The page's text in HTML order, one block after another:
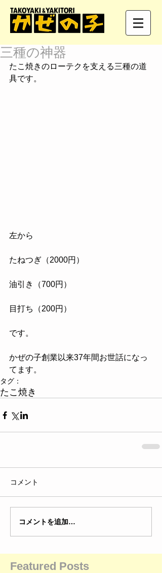
三種の神器
たこ焼きのローテクを支える三種の道
具です。
左から
たねつぎ（2000円）
油引き（700円）
目打ち（200円）
です。
かぜの子創業以来37年間お世話になっ
てます。
タグ：
たこ焼き
コメント
コメントを追加…
Featured Posts